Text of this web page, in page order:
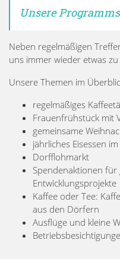
Unsere
Neben regelmäßigen
uns immer wieder etwas
Unsere Themen im
regelmäßiges
Frauenfrühstück mit
gemeinsame
jährliches Eisessen
Dorfflohmarkt
Spendenaktionen
Entwicklungsprojekte
Kaffee oder Tee:
aus den Dörfern
Ausflüge und kleine